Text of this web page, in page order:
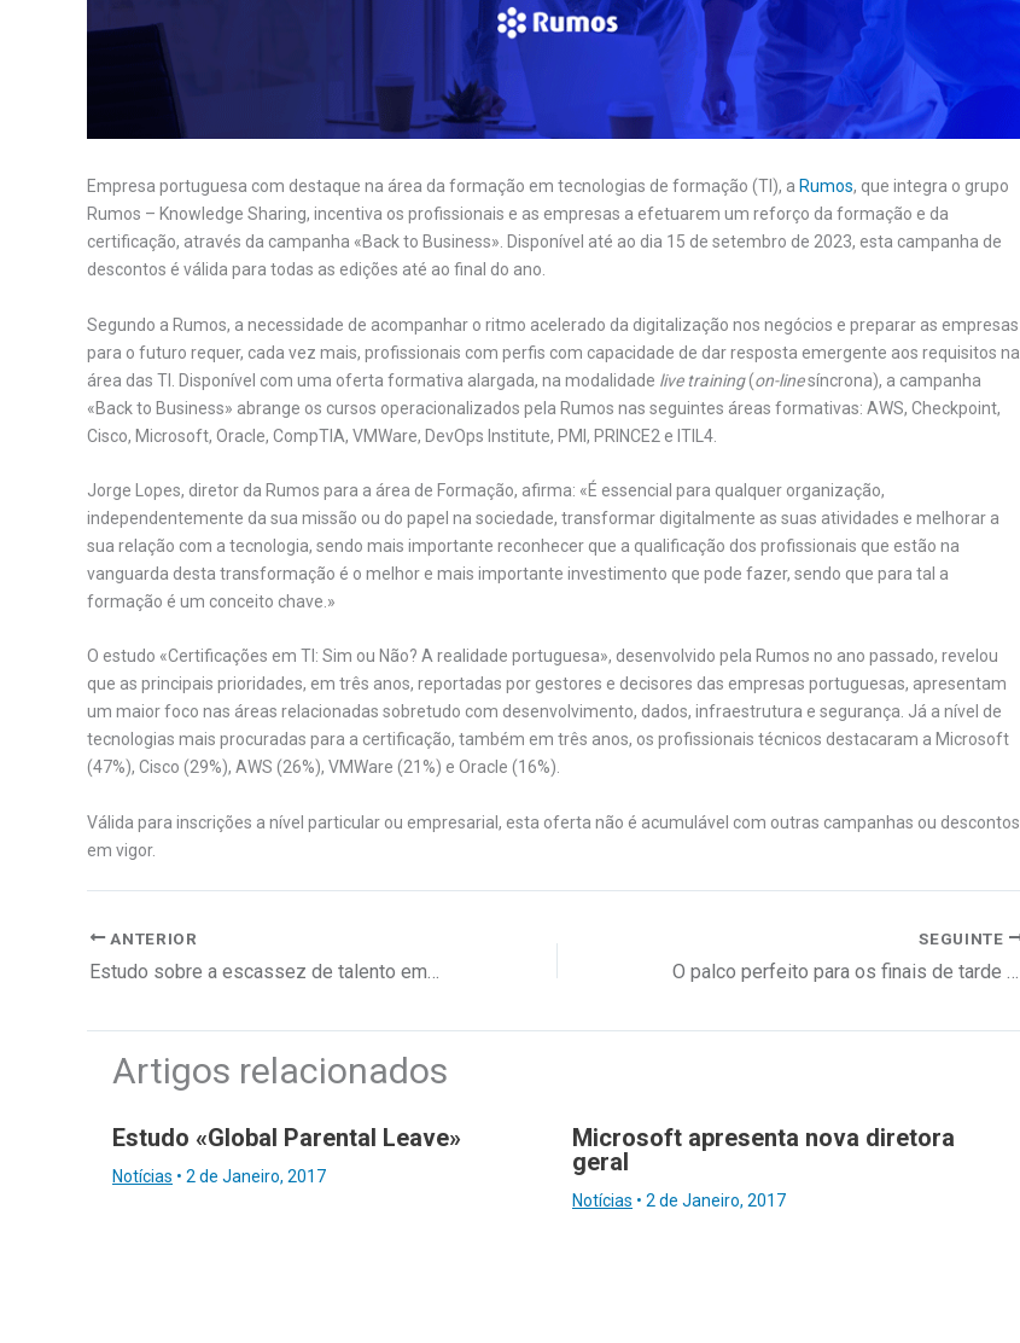
Empresa portuguesa com destaque na área da formação em tecnologias de formação (TI), a Rumos, que integra o grupo
Rumos – Knowledge Sharing, incentiva os profissionais e as empresas a efetuarem um reforço da formação e da
certificação, através da campanha «Back to Business». Disponível até ao dia 15 de setembro de 2023, esta campanha de
descontos é válida para todas as edições até ao final do ano.
Segundo a Rumos, a necessidade de acompanhar o ritmo acelerado da digitalização nos negócios e preparar as empresas
para o futuro requer, cada vez mais, profissionais com perfis com capacidade de dar resposta emergente aos requisitos na
área das TI. Disponível com uma oferta formativa alargada, na modalidade live training(on-linesíncrona), a campanha
«Back to Business» abrange os cursos operacionalizados pela Rumos nas seguintes áreas formativas: AWS, Checkpoint,
Cisco, Microsoft, Oracle, CompTIA, VMWare, DevOps Institute, PMI, PRINCE2 e ITIL4.
Jorge Lopes, diretor da Rumos para a área de Formação, afirma: «É essencial para qualquer organização,
independentemente da sua missão ou do papel na sociedade, transformar digitalmente as suas atividades e melhorar a
sua relação com a tecnologia, sendo mais importante reconhecer que a qualificação dos profissionais que estão na
vanguarda desta transformação é o melhor e mais importante investimento que pode fazer, sendo que para tal a
formação é um conceito chave.»
O estudo «Certificações em TI: Sim ou Não? A realidade portuguesa», desenvolvido pela Rumos no ano passado, revelou
que as principais prioridades, em três anos, reportadas por gestores e decisores das empresas portuguesas, apresentam
um maior foco nas áreas relacionadas sobretudo com desenvolvimento, dados, infraestrutura e segurança. Já a nível de
tecnologias mais procuradas para a certificação, também em três anos, os profissionais técnicos destacaram a Microsoft
(47%), Cisco (29%), AWS (26%), VMWare (21%) e Oracle (16%).
Válida para inscrições a nível particular ou empresarial, esta oferta não é acumulável com outras campanhas ou descontos
em vigor.
ANTERIOR
Estudo sobre a escassez de talento em Portugal
SEGUINTE
O palco perfeito para os finais de tarde de verão
Artigos relacionados
Estudo «Global Parental Leave»
Notícias • 2 de Janeiro, 2017
Microsoft apresenta nova diretora
geral
Notícias • 2 de Janeiro, 2017